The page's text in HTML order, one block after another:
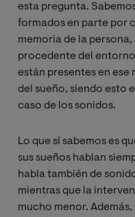
esta pregunta.
formados en parte por
memoria de la
procedente del
están presentes en
del sueño, siendo esto
caso de los sonidos.
Lo que sí sabemos es
sus sueños hablan
habla también de
mientras que la
mucho menor.